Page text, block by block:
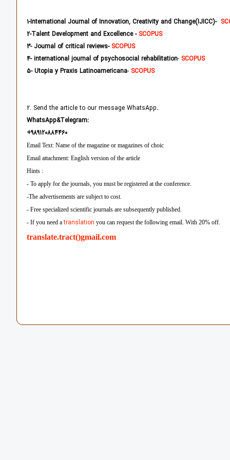
1-International Journal of Innovation, Creativity and Change(IJICC)-
2-Talent Development and Excellence - SCOPUS
3- Journal of critical reviews- SCOPUS
4- international journal of psychosocial rehabilitation- SCOPUS
5- Utopia y Praxis Latinoamericana- SCOPUS
2. Send the article to our message WhatsApp.
WhatsApp&Telegram:
+989120884460
Email Text: Name of the magazine or magazines of choic
Email attachment: English version of the article
Hints :
- To apply for the journals, you must be registered at the conference.
-The advertisements are subject to cost.
- Free specialized scientific journals are subsequently published.
- If you need atranslation you can request the following email. With 20% off.
translate.tract()gmail.com